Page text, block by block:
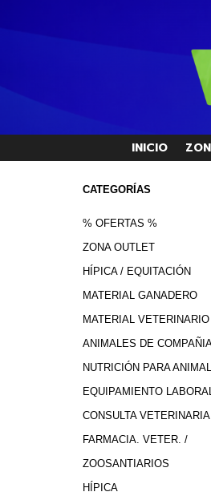
INICIO
CATEGORÍAS
% OFERTAS %
ZONA OUTLET
HÍPICA / EQUITACIÓN
MATERIAL GANADERO
MATERIAL VETERINARIO
ANIMALES DE
NUTRICIÓN PARA
EQUIPAMIENTO LABORAL
CONSULTA VETERINARIA
FARMACIA. VETER. /
ZOOSANTIARIOS
HÍPICA